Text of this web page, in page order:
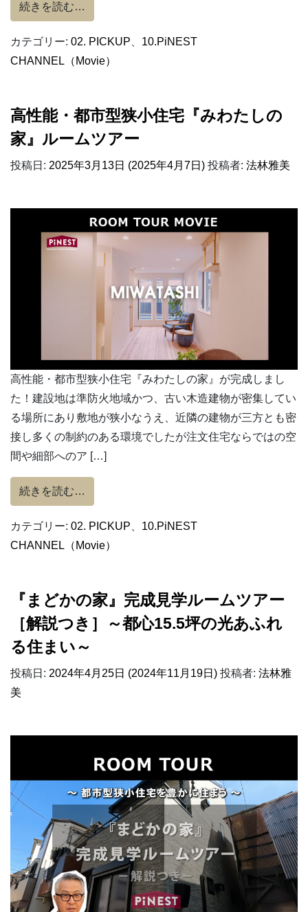
続きを読む…
カテゴリー: 02. PICKUP
10.PiNEST
CHANNEL（Movie）
高性能・都市型狭小住宅『みわたしの
家』ルームツアー
投稿日: 2025年3月13日 (2025年4月7日) 投稿者: 法林雅美
高性能・都市型狭小住宅『みわたしの家』が完成しまし
た！建設地は準防火地域かつ、古い木造建物が密集してい
る場所にあり敷地が狭小なうえ、近隣の建物が三方とも密
接し多くの制約のある環境でしたが注文住宅ならではの空
間や細部へのア […]
続きを読む…
カテゴリー: 02. PICKUP
10.PiNEST
CHANNEL（Movie）
『まどかの家』完成見学ルームツアー
［解説つき］～都心15.5坪の光あふれ
る住まい～
投稿日: 2024年4月25日 (2024年11月19日) 投稿者: 法林雅
美